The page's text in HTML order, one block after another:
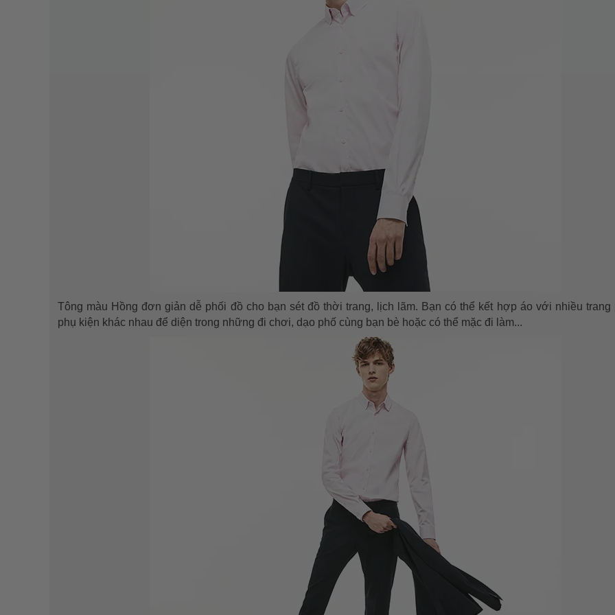
Tông màu Hồng đơn giản dễ phối đồ cho bạn sét đồ thời trang, lịch lãm. Bạn có thể kết hợp áo với nhiều trang
phụ kiện khác nhau để diện trong những đi chơi, dạo phố cùng bạn bè hoặc có thể mặc đi làm...